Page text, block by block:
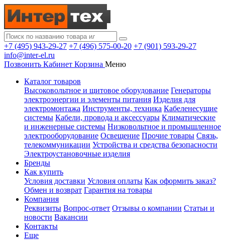
+7 (495) 943-29-27 +7 (496) 575-00-20 +7 (901) 593-29-27
info@inter-el.ru
Позвонить Кабинет Корзина Меню
Каталог товаров
Высоковольтное и щитовое оборудование Генераторы
электроэнергии и элементы питания Изделия для
электромонтажа Инструменты, техника Кабеленесущие
системы Кабели, провода и аксессуары Климатические
и инженерные системы Низковольтное и промышленное
электрооборудование Освещение Прочие товары Связь,
телекоммуникации Устройства и средства безопасности
Электроустановочные изделия
Бренды
Как купить
Условия доставки Условия оплаты Как оформить заказ?
Обмен и возврат Гарантия на товары
Компания
Реквизиты Вопрос-ответ Отзывы о компании Статьи и
новости Вакансии
Контакты
Еще